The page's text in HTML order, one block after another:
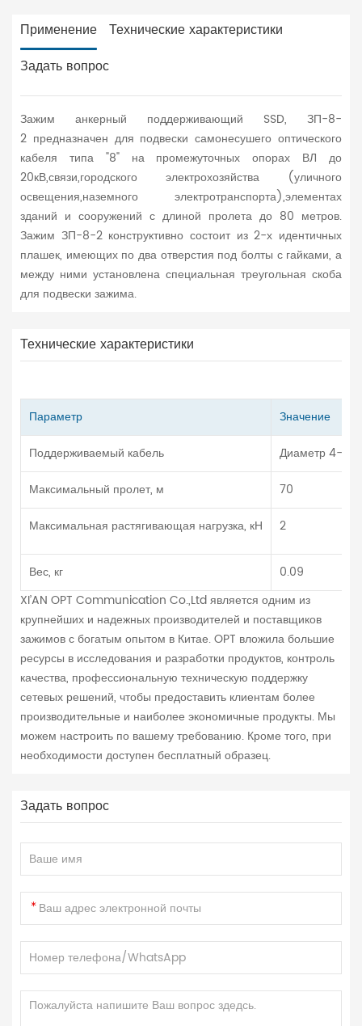
Применение Технические характеристики
Задать вопрос
Зажим анкерный поддерживающий SSD, ЗП-8-
2 предназначен для подвески самонесушего оптического
кабеля типа "8" на промежуточных опорах ВЛ до
20кВ,связи,городского электрохозяйства (уличного
освещения,наземного электротранспорта),элементах
зданий и сооружений с длиной пролета до 80 метров.
Зажим ЗП-8-2 конструктивно состоит из 2-х идентичных
плашек, имеющих по два отверстия под болты с гайками, а
между ними установлена специальная треугольная скоба
для подвески зажима.
Технические характеристики
Параметр
Значение
Поддерживаемый кабель
Диаметр 4-8
Максимальный пролет, м
70
Максимальная растягивающая нагрузка, кН
2
Вес, кг
0.09
XI’AN OPT Communication Co.,Ltd является одним из
крупнейших и надежных производителей и поставщиков
зажимов с богатым опытом в Китае. OPT вложила большие
ресурсы в исследования и разработки продуктов, контроль
качества, профессиональную техническую поддержку
сетевых решений, чтобы предоставить клиентам более
производительные и наиболее экономичные продукты. Мы
можем настроить по вашему требованию. Кроме того, при
необходимости доступен бесплатный образец.
Задать вопрос